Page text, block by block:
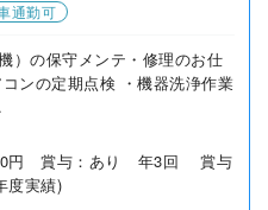
通勤可
）の保守メンテ・修理のお仕
ンの定期点検 ・機器洗浄作業
円 賞与：あり 年3回 賞与
度実績)